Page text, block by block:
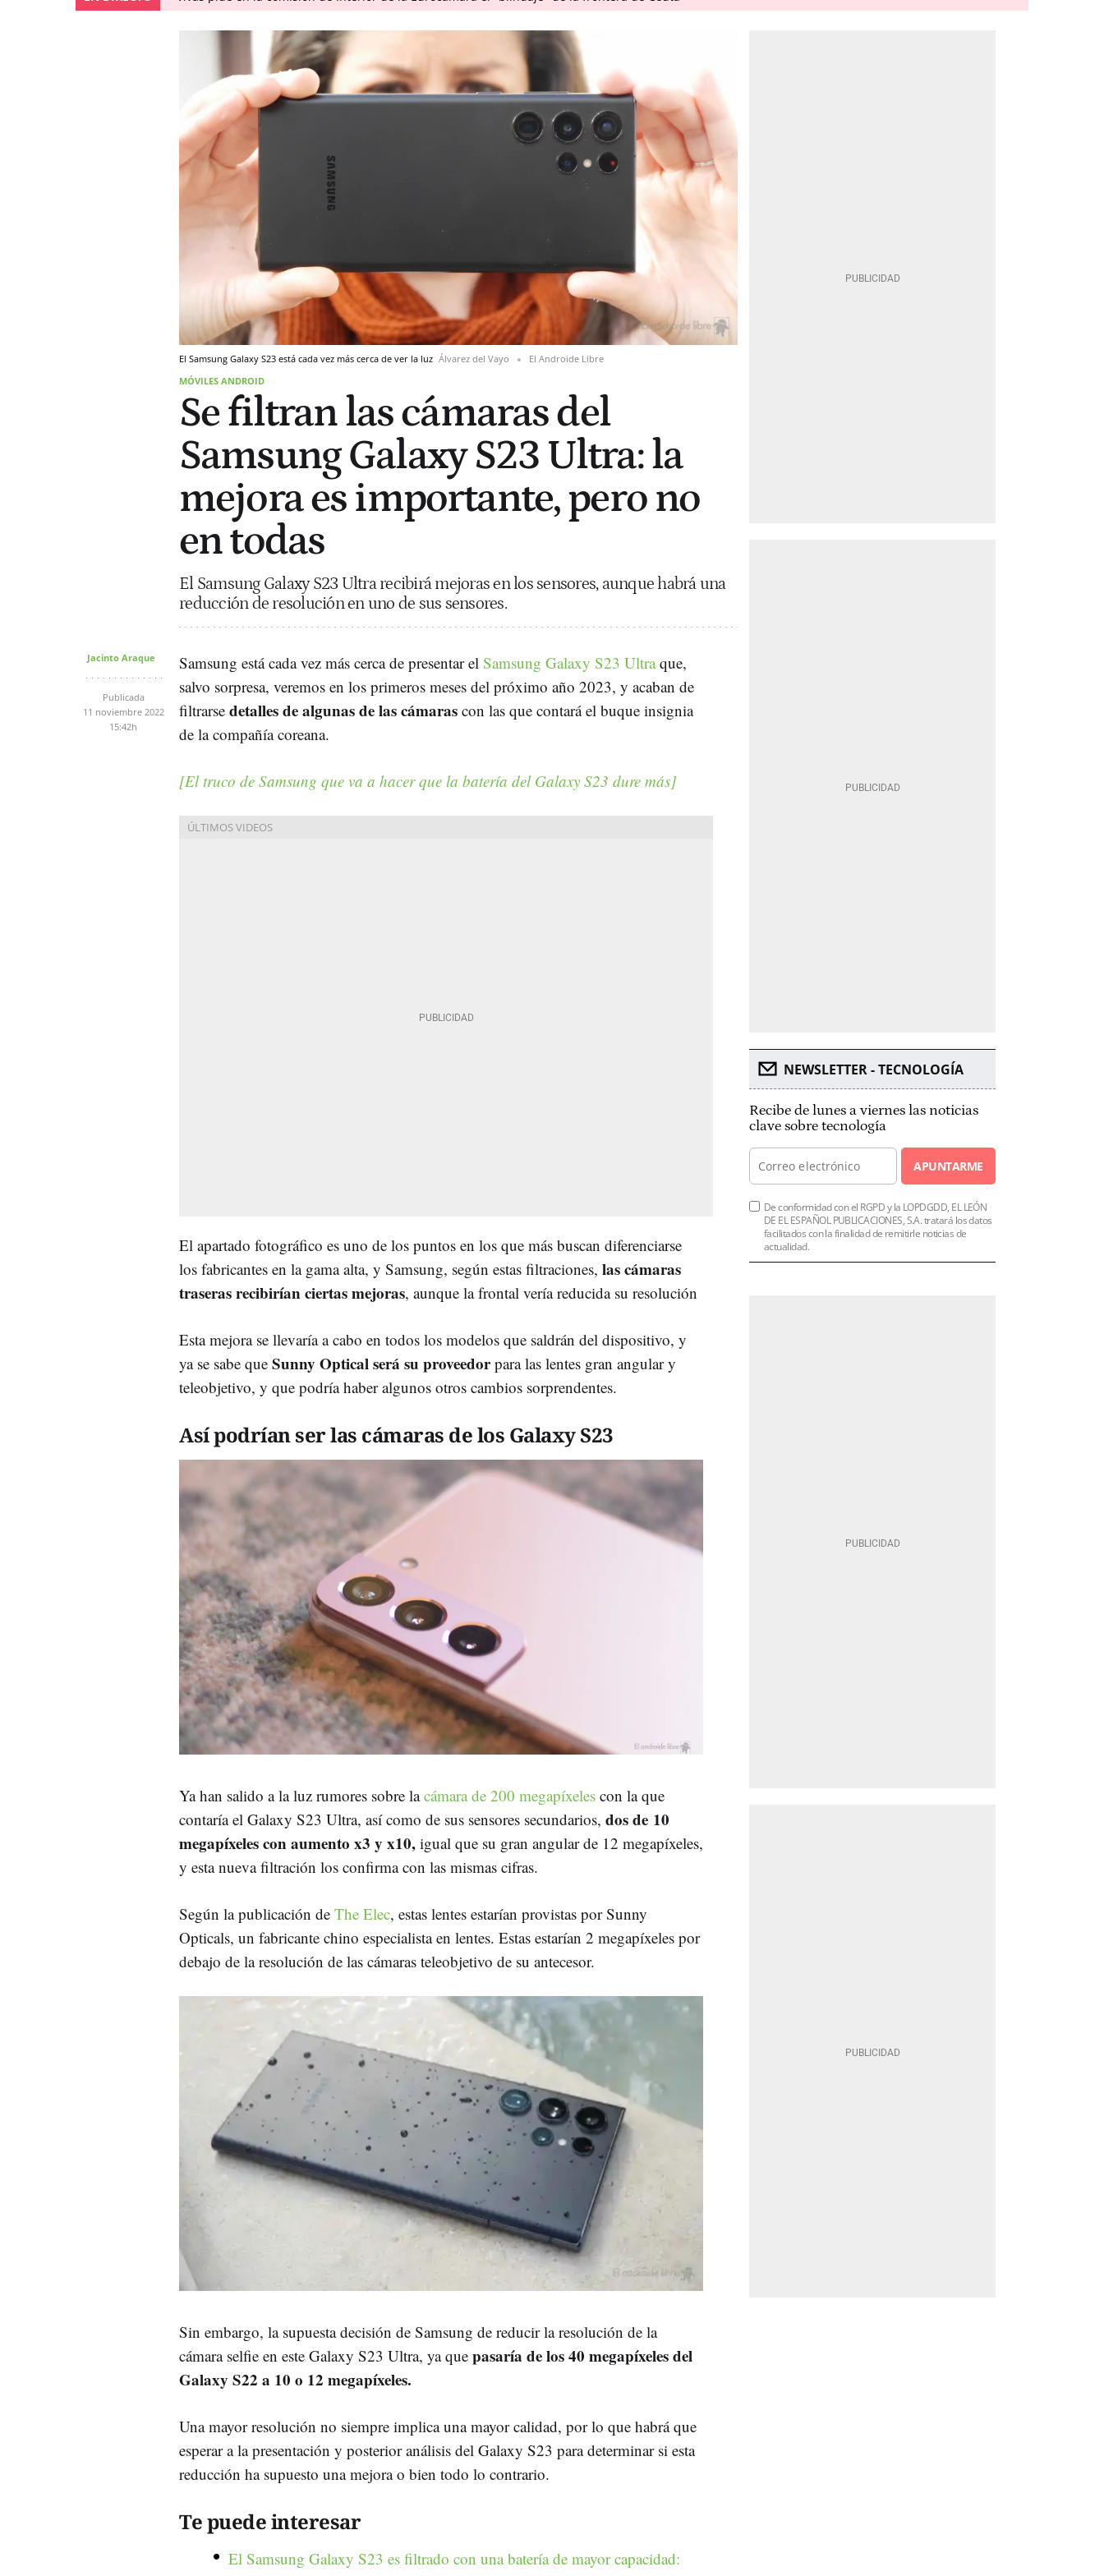
El Samsung Galaxy S23 está cada vez más cerca de ver la luz Álvarez del Vayo
El Androide Libre
MÓVILES ANDROID
Se filtran las cámaras del
Samsung Galaxy S23 Ultra: la
mejora es importante, pero no
en todas
El Samsung Galaxy S23 Ultra recibirá mejoras en los sensores, aunque habrá una
reducción de resolución en uno de sus sensores.
Jacinto Araque
Publicada
11 noviembre 2022
15:42h
Samsung está cada vez más cerca de presentar el Samsung Galaxy S23 Ultraque,
salvo sorpresa, veremos en los primeros meses del próximo año 2023, y acaban de
filtrarse detalles de algunas de las cámaras con las que contará el buque insignia
de la compañía coreana.
[El truco de Samsung que va a hacer que la batería del Galaxy S23 dure más]
El apartado fotográfico es uno de los puntos en los que más buscan diferenciarse
los fabricantes en la gama alta, y Samsung, según estas filtraciones, las cámaras
traseras recibirían ciertas mejoras, aunque la frontal vería reducida su resolución
Esta mejora se llevaría a cabo en todos los modelos que saldrán del dispositivo, y
ya se sabe que Sunny Optical será su proveedorpara las lentes gran angular y
teleobjetivo, y que podría haber algunos otros cambios sorprendentes.
Así podrían ser las cámaras de los Galaxy S23
Ya han salido a la luz rumores sobre lacámara de 200 megapíxeles con la que
contaría el Galaxy S23 Ultra, así como de sus sensores secundarios, dos de 10
megapíxeles con aumento x3 y x10, igual que su gran angular de 12 megapíxeles,
y esta nueva filtración los confirma con las mismas cifras.
Según la publicación de The Elec, estas lentes estarían provistas por Sunny
Opticals, un fabricante chino especialista en lentes. Estas estarían 2 megapíxeles por
debajo de la resolución de las cámaras teleobjetivo de su antecesor.
Sin embargo, la supuesta decisión de Samsung de reducir la resolución de la
cámara selfie en este Galaxy S23 Ultra, ya que pasaría de los 40 megapíxeles del
Galaxy S22 a 10 o 12 megapíxeles.
Una mayor resolución no siempre implica una mayor calidad, por lo que habrá que
esperar a la presentación y posterior análisis del Galaxy S23 para determinar si esta
reducción ha supuesto una mejora o bien todo lo contrario.
Te puede interesar
El Samsung Galaxy S23 es filtrado con una batería de mayor capacidad:
NEWSLETTER - TECNOLOGÍA
Recibe de lunes a viernes las noticias
clave sobre tecnología
APUNTARME
De conformidad con el RGPD y la LOPDGDD, EL LEÓN
DE EL ESPAÑOL PUBLICACIONES, S.A. tratará los datos
facilitados con la finalidad de remitirle noticias de
actualidad.